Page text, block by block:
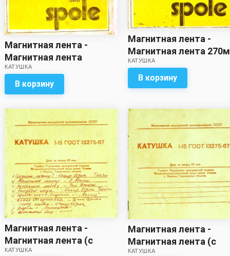
Магнитная лента -
Магнитная лента
(270м?) с записью
КАТУШКА
В корзину
Магнитная лента -
Магнитная лента
записью)
КАТУШКА
В корзину
Магнитная лента -
Магнитная лента (с
записью / метраж
КАТУШКА
Магнитная лента -
Магнитная лента (с
записью / метраж
КАТУШКА